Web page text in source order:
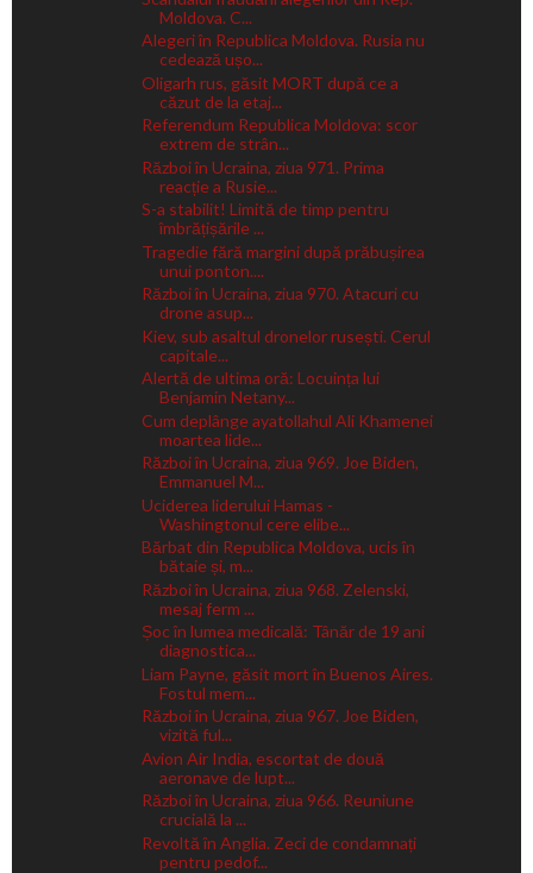
Moldova. C...
Alegeri în Republica Moldova. Rusia nu
cedează ușo...
Oligarh rus, găsit MORT după ce a
căzut de la etaj...
Referendum Republica Moldova: scor
extrem de strân...
Război în Ucraina, ziua 971. Prima
reacție a Rusie...
S-a stabilit! Limită de timp pentru
îmbrățișările ...
Tragedie fără margini după prăbușirea
unui ponton....
Război în Ucraina, ziua 970. Atacuri cu
drone asup...
Kiev, sub asaltul dronelor rusești. Cerul
capitale...
Alertă de ultima oră: Locuința lui
Benjamin Netany...
Cum deplânge ayatollahul Ali Khamenei
moartea lide...
Război în Ucraina, ziua 969. Joe Biden,
Emmanuel M...
Uciderea liderului Hamas -
Washingtonul cere elibe...
Bărbat din Republica Moldova, ucis în
bătaie și, m...
Război în Ucraina, ziua 968. Zelenski,
mesaj ferm ...
Șoc în lumea medicală: Tânăr de 19 ani
diagnostica...
Liam Payne, găsit mort în Buenos Aires.
Fostul mem...
Război în Ucraina, ziua 967. Joe Biden,
vizită ful...
Avion Air India, escortat de două
aeronave de lupt...
Război în Ucraina, ziua 966. Reuniune
crucială la ...
Revoltă în Anglia. Zeci de condamnați
pentru pedof...